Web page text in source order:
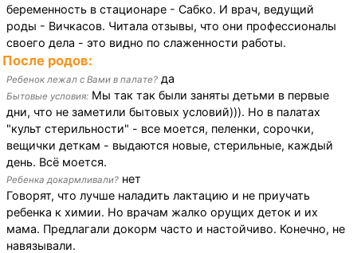
беременность в стационаре - Сабко. И врач, ведущий
роды - Вичкасов. Читала отзывы, что они профессионалы
своего дела - это видно по слаженности работы.
После родов:
Ребенок лежал с Вами в палате? да
Бытовые условия: Мы так так были заняты детьми в первые
дни, что не заметили бытовых условий))). Но в палатах
"культ стерильности" - все моется, пеленки, сорочки,
вещички деткам - выдаются новые, стерильные, каждый
день. Всё моется.
Ребенка докармливали? нет
Говорят, что лучше наладить лактацию и не приучать
ребенка к химии. Но врачам жалко орущих деток и их
мама. Предлагали докорм часто и настойчиво. Конечно, не
навязывали.